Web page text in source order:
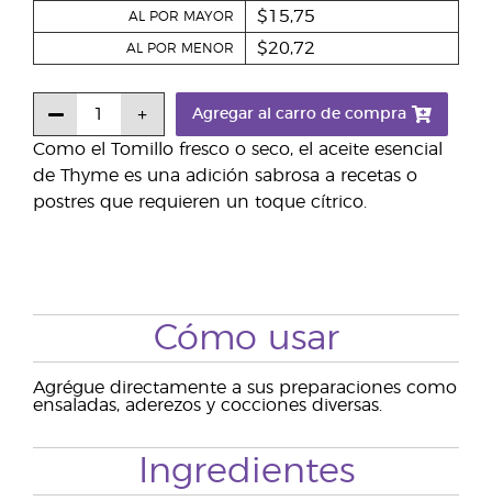
Como el Tomillo fresco o seco, el aceite esencial
de Thyme es una adición sabrosa a recetas o
postres que requieren un toque cítrico.
AL POR MAYOR $15,75
AL POR MENOR $20,72
Agregar al carro de compra
Cómo usar
Agrégue directamente a sus preparaciones como
ensaladas, aderezos y cocciones diversas.
Ingredientes